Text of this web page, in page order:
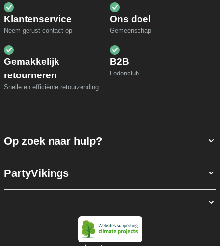
Klantenservice
Neem gerust contact op
Ons doel
Gemeenschap
Gemakkelijk
retourneren
Snelle en efficiënte retourzending
B2B
Ledenclub
Op zoek naar hulp?
PartyVikings